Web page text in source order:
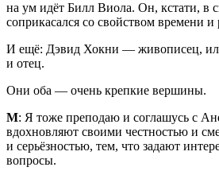
на ум идёт Билл Виола. Он, кстати, в
соприкасался со свойством времени и
И ещё: Дэвид Хокни — живописец,
и отец.
Они оба — очень крепкие вершины.
М: Я тоже преподаю и соглашусь с
вдохновляют своими честностью и
и серьёзностью, тем, что задают
вопросы.